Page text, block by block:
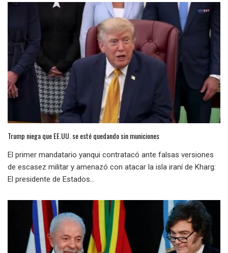
Trump niega que EE.UU. se esté quedando sin municiones
El primer mandatario yanqui contratacó ante falsas versiones
de escasez militar y amenazó con atacar la isla iraní de Kharg:
El presidente de Estados...